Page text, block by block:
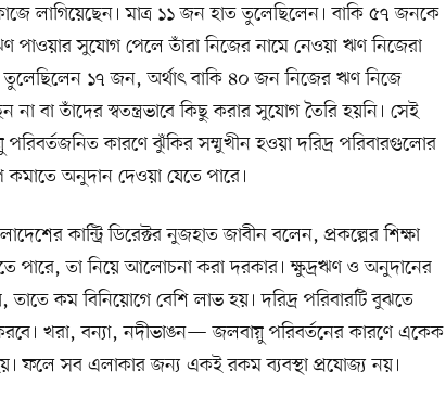
লাগিয়েছেন। মাত্র ১১ জন হাত তুলেছিলেন। বাকি ৫৭ জনকে
পাওয়ার সুযোগ পেলে তাঁরা নিজের নামে নেওয়া ঋণ নিজেরা
তুলেছিলেন ১৭ জন, অর্থাৎ বাকি ৪০ জন নিজের ঋণ নিজে
বা তাঁদের স্বতন্ত্রভাবে কিছু করার সুযোগ তৈরি হয়নি। সেই
কারণে ঝুঁকির সম্মুখীন হওয়া দরিদ্র পরিবারগুলোর
অনুদান দেওয়া যেতে পারে।
কান্ট্রি ডিরেক্টর নুজহাত জাবীন বলেন, প্রকল্পের শিক্ষা
পারে, তা নিয়ে আলোচনা করা দরকার। ক্ষুদ্রঋণ ও অনুদানের
তাতে কম বিনিয়োগে বেশি লাভ হয়। দরিদ্র পরিবারটি বুঝতে
খরা, বন্যা, নদীভাঙন— জলবায়ু পরিবর্তনের কারণে একেক
ফলে সব এলাকার জন্য একই রকম ব্যবস্থা প্রযোজ্য নয়।